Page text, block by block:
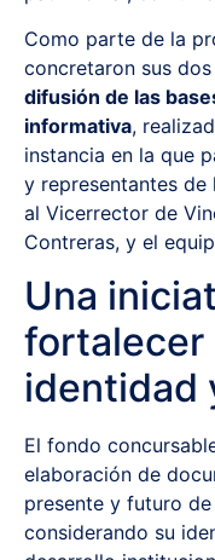
Como parte de la
concretaron sus
difusión de las
informativa,
instancia en la que
y representantes de
al Vicerrector de
Contreras, y el
Una
fortalecer
identidad
El fondo
elaboración de
presente y futuro
considerando su